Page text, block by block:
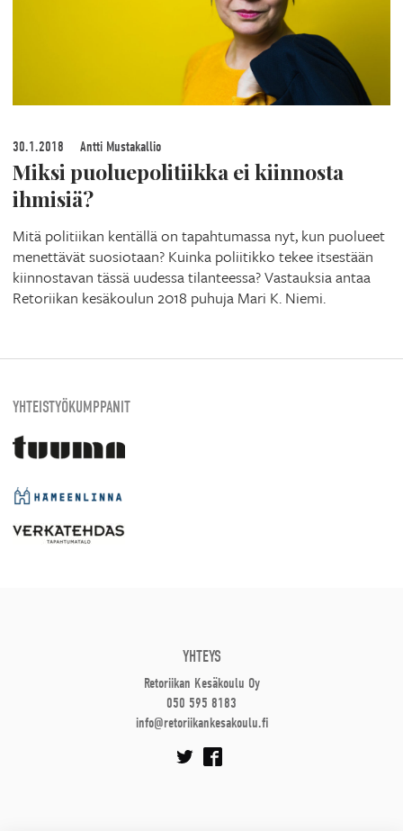
30.1.2018 Antti Mustakallio
Miksi puoluepolitiikka ei kiinnosta
ihmisiä?
Mitä politiikan kentällä on tapahtumassa nyt, kun puolueet
menettävät suosiotaan? Kuinka poliitikko tekee itsestään
kiinnostavan tässä uudessa tilanteessa? Vastauksia antaa
Retoriikan kesäkoulun 2018 puhuja Mari K. Niemi.
YHTEISTYÖKUMPPANIT
YHTEYS
Retoriikan Kesäkoulu Oy
050 595 8183
info@retoriikankesakoulu.fi